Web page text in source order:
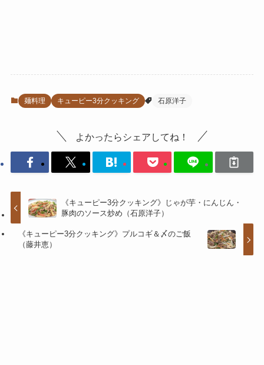
麺料理 キューピー3分クッキング 石原洋子
よかったらシェアしてね！
《キューピー3分クッキング》じゃが芋・にんじん・
豚肉のソース炒め（石原洋子）
《キューピー3分クッキング》プルコギ＆〆のご飯
（藤井恵）